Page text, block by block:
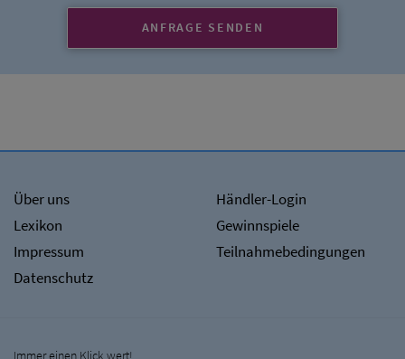
ANFRAGE SENDEN
Über uns
Lexikon
Impressum
Datenschutz
Händler-Login
Gewinnspiele
Teilnahmebedingungen
Immer einen Klick wert!